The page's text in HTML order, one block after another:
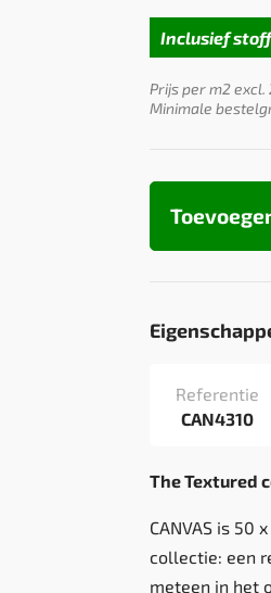
Inclusief
Prijs per m2 excl.
Minimale
Referentie
CAN4310
The Textured
CANVAS is 50
collectie: een
meteen in het